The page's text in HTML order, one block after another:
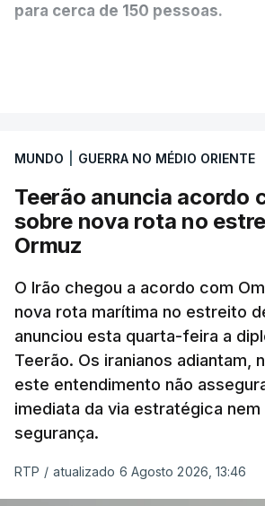
para cerca de 150 pessoas.
que já colaborou com a
americana em projetos no Médio
nomeadamente no Iraque.
militar deverá ficar nos 60 por
território de Gaza que Israel
de 1,5 quilómetros da fronteira
Permite, desta forma, uma
caso de ataque.
Segundo um funcionário do
organização está na “fase final de
MUNDO GUERRA NO MÉDIO ORIENTE
Teerão anuncia acordo
sobre nova rota no
Ormuz
O Irão chegou a acordo com
nova rota marítima no estreito
anunciou esta quarta-feira a
Teerão. Os iranianos adiantam,
este entendimento não
imediata da via estratégica nem
segurança.
RTP / atualizado 6 Agosto 2026, 13:46